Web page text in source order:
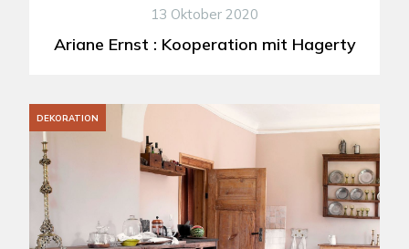
13 Oktober 2020
Ariane Ernst : Kooperation mit Hagerty
DEKORATION